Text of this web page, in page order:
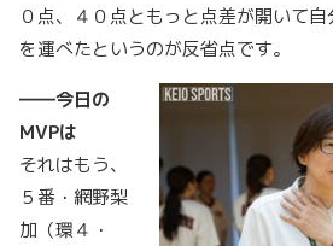
０点、４０点ともっと点差が開いて
を運べたというのが反省点です。
――今日の
MVPは
それはもう、
５番・網野梨
加（環４・